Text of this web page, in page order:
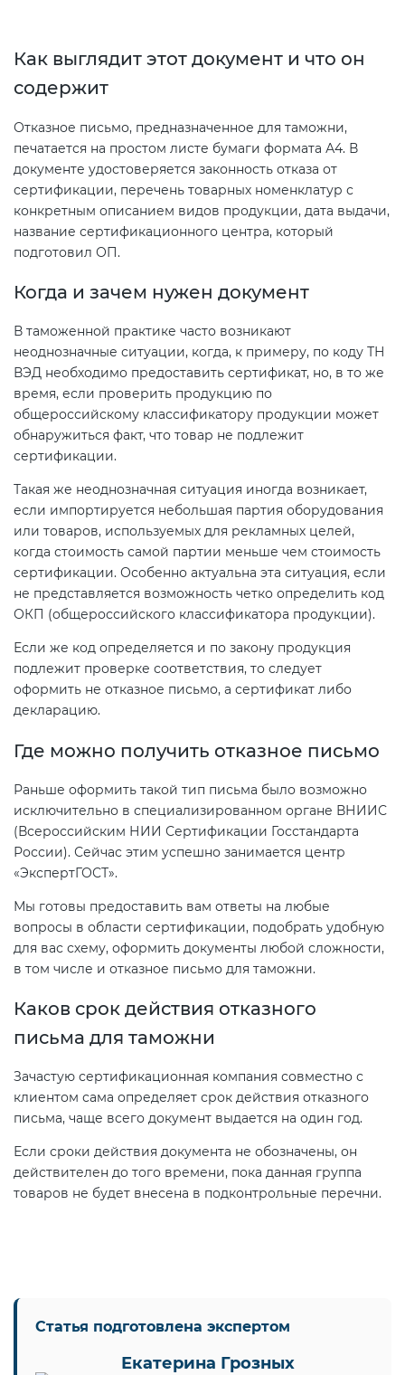
Как выглядит этот документ и что он
содержит
Отказное письмо, предназначенное для таможни,
печатается на простом листе бумаги формата А4. В
документе удостоверяется законность отказа от
сертификации, перечень товарных номенклатур с
конкретным описанием видов продукции, дата выдачи,
название сертификационного центра, который
подготовил ОП.
Когда и зачем нужен документ
В таможенной практике часто возникают
неоднозначные ситуации, когда, к примеру, по коду ТН
ВЭД необходимо предоставить сертификат, но, в то же
время, если проверить продукцию по
общероссийскому классификатору продукции может
обнаружиться факт, что товар не подлежит
сертификации.
Такая же неоднозначная ситуация иногда возникает,
если импортируется небольшая партия оборудования
или товаров, используемых для рекламных целей,
когда стоимость самой партии меньше чем стоимость
сертификации. Особенно актуальна эта ситуация, если
не представляется возможность четко определить код
ОКП (общероссийского классификатора продукции).
Если же код определяется и по закону продукция
подлежит проверке соответствия, то следует
оформить не отказное письмо, а сертификат либо
декларацию.
Где можно получить отказное письмо
Раньше оформить такой тип письма было возможно
исключительно в специализированном органе ВНИИС
(Всероссийским НИИ Сертификации Госстандарта
России). Сейчас этим успешно занимается центр
«ЭкспертГОСТ».
Мы готовы предоставить вам ответы на любые
вопросы в области сертификации, подобрать удобную
для вас схему, оформить документы любой сложности,
в том числе и отказное письмо для таможни.
Каков срок действия отказного
письма для таможни
Зачастую сертификационная компания совместно с
клиентом сама определяет срок действия отказного
письма, чаще всего документ выдается на один год.
Если сроки действия документа не обозначены, он
действителен до того времени, пока данная группа
товаров не будет внесена в подконтрольные перечни.
Статья подготовлена экспертом
Екатерина Грозных
промышленности
Сертификация мебели
Сертификация упаковки
Сертификация импортной
Сертификация для
маркетплейсов
Сертификация детских товаров
Сертификация спортивных
Сертификация электротехники
Сертификация ресурсов
БАДы
Сертификат ГОСТ Р ИСО 26000-
2012
Сертификат ГОСТ Р ИСО/МЭК
27001-2021
Сертификат на ИСМ
Регистрация товарного знака
(торговой марки) в Роспатенте
Регистрация товарного знака
(торговой марки) в Роспатенте
Заключение ФСТЭК
Декларация связи Минцифры
Сертификат ГОСТ Р ИСО 20121-
2014
Сертификат ГОСТ Р 56404-2021
Сертификат ГОСТ Р 55267-2012
Декларация ГОСТ Р
Добровольная сертификация
Добровольный сертификат на
услуги
014/2011)
для работы во взрывоопасных
средах (ТР ТС 012/2011)
ТР ТС 011/2011 «Безопасность
лифтов»
О требованиях к средствам
обеспечения пожарной
безопасности и пожаротушения
Декларация соответствия ТР ТС
004/2011
Декларация ТР ТС
Декларирование косметики (ТР
ТС 009)
Декларирование оборудования
по схеме 5Д (ТР ТС 010)
Декларирование пищевой
продукции (ТР ТС 021)
продукции (ТР ЕАЭС 047)
Декларирование
электромагнитной
совместимости (ТР ТС 020)
Сертификация детских товаров
(ТР ТС 007)
Сертификация товаров легкой
промышленности (ТР ТС 017)
Сертификация промышленного
оборудования (ТР ТС 010)
Сертификация средств
индивидуальной защиты (ТР ТС
019)